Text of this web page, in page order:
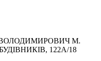
М.
122А/18